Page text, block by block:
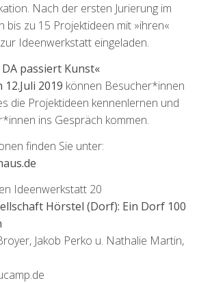
Nach der ersten Jurierung im
bis zu 15 Projektideen mit »ihren«
Ideenwerkstatt eingeladen.
passiert Kunst«
2019 können Besucher*innen
die Projektideen kennenlernen und
ins Gespräch kommen.
finden Sie unter:
Ideenwerkstatt 20
Hörstel (Dorf): Ein Dorf 100
Jakob Perko u. Nathalie Martin,